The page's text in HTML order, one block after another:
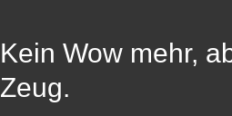
Kein Wow mehr,
Zeug.